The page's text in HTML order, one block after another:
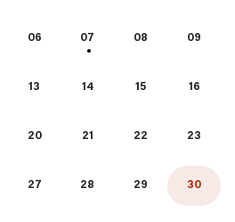
06 07 08 09
13 14 15 16
20 21 22 23
27 28 29 30